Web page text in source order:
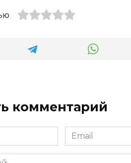
комментарий
Email
*